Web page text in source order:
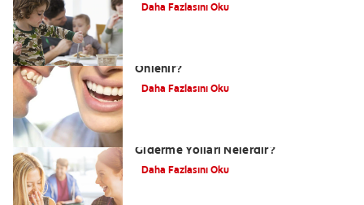
Daha Fazlasını Oku
Önlenir?
Daha Fazlasını Oku
Giderme Yolları Nelerdir?
Daha Fazlasını Oku